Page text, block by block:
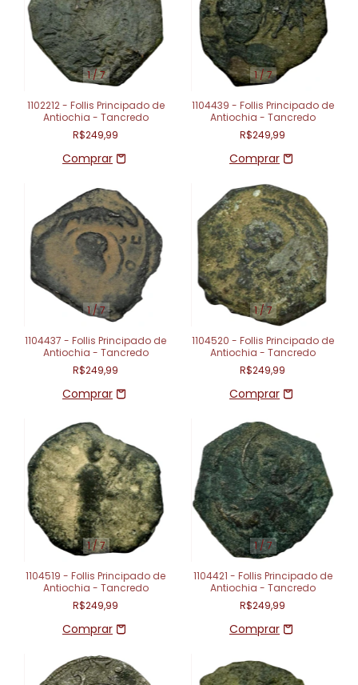
1/7
1102212 - Follis Principado de
Antiochia - Tancredo
R$249,99
1/7
1104439 - Follis Principado de
Antiochia - Tancredo
R$249,99
1/7
1104437 - Follis Principado de
Antiochia - Tancredo
R$249,99
1/7
1104520 - Follis Principado de
Antiochia - Tancredo
R$249,99
1/7
1104519 - Follis Principado de
Antiochia - Tancredo
R$249,99
1/7
1104421 - Follis Principado de
Antiochia - Tancredo
R$249,99